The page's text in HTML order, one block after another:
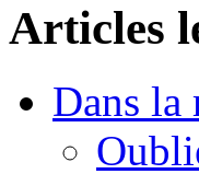
Articles
Dans la